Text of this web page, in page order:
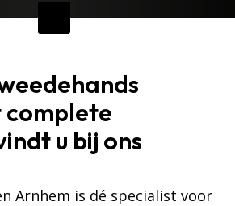
complete
u bij ons
Arnhem is dé specialist voor